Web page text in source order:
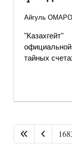
Айгуль
тайных